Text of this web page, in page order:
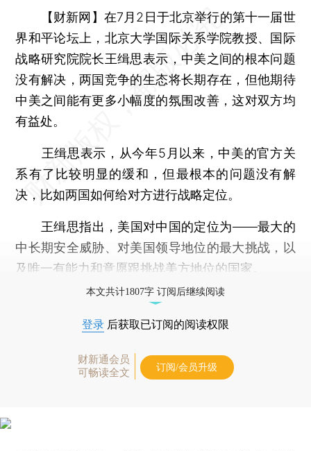
【财新网】 在7月2日于北京举行的第十一届世
界和平论坛上，北京大学国际关系学院教授、国际
战略研究院院长王缉思表示，中美之间的根本问题
没有解决，两国竞争的生态将长期存在，但他期待
中美之间能有更多小幅度的氛围改善，这对双方均
有益处。
王缉思表示，从今年5月以来，中美的官方关
系有了比较明显的缓和，但最根本的问题没有解
决，比如两国如何给对方进行战略定位。
王缉思指出，美国对中国的定位为——最大的
中长期安全威胁、对美国领导地位的最大挑战，以
及唯一有能力和意愿跟挑战美方地位的国家。
本文共计1807字 订阅后继续阅读
登录 后获取已订阅的阅读权限
财新通会员
可畅读全文
订阅/会员升级